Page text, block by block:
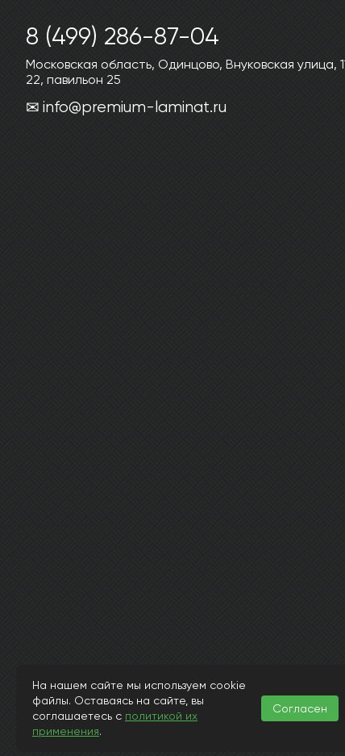
8 (499) 286-87-04
Московская область, Одинцово, Внуковская улица,
22, павильон 25
info@premium-laminat.ru
© Интернет магазин laminat-aquafloor.ru 2015-2026
Информация, представленная на страницах данного сайта, носит
и 437 Гражданского Кодекса РФ. Заранее просим извинить за
На нашем сайте мы используем cookie
файлы. Оставаясь на сайте, вы
соглашаетесь с политикой их
применения.
Согласен